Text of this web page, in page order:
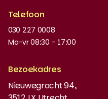
Nieuws en updates
Instaptoets
Telefoon
030 227 0008
Ma-vr 08:30 - 17:00
Bezoekadres
Nieuwegracht 94,